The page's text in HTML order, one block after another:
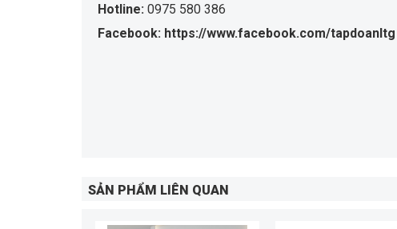
Hotline: 0975 580 386
Facebook: https://www.facebook.com/tapdoanltg
SẢN PHẨM LIÊN QUAN